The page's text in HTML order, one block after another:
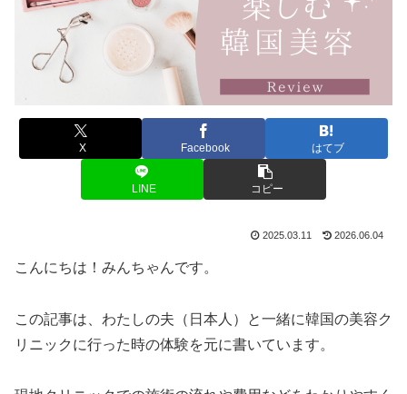
X Facebook はてブ
LINE コピー
2025.03.11 2026.06.04
こんにちは！みんちゃんです。
この記事は、わたしの夫（日本人）と一緒に韓国の美容ク
リニックに行った時の体験を元に書いています。